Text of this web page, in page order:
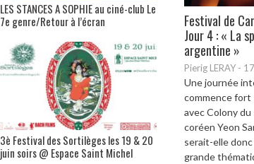
Festival de
Jour 4 : « La
argentine »
Pierig LERAY -
Une journée
commence fort
avec Colony du
coréen Yeon
serait-elle donc
grande
LES STANCES A SOPHIE au ciné-club Le
7e genre/Retour à l’écran
3è Festival des Sortilèges les 19 & 20
juin soirs @ Espace Saint Michel